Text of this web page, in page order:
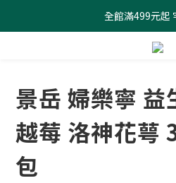
全館滿499元起
全館滿499元起
加入會員 $100元購
景岳 婦樂寧 益
越莓 洛神花萼
包